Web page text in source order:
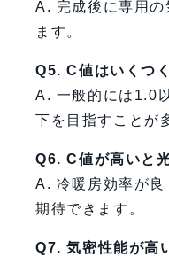
A. 完成後に専用の
ます。
Q5. C値はいくつ
A. 一般的には1.0
下を目指すことが
Q6. C値が高いと
A. 冷暖房効率が
期待できます。
Q7. 気密性能が高